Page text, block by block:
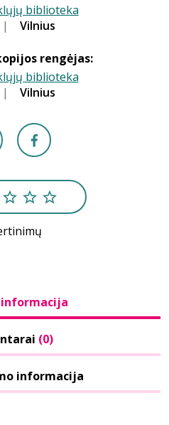
biblioteka
| Vilnius
rengėjas:
biblioteka
| Vilnius
(0)
informacija